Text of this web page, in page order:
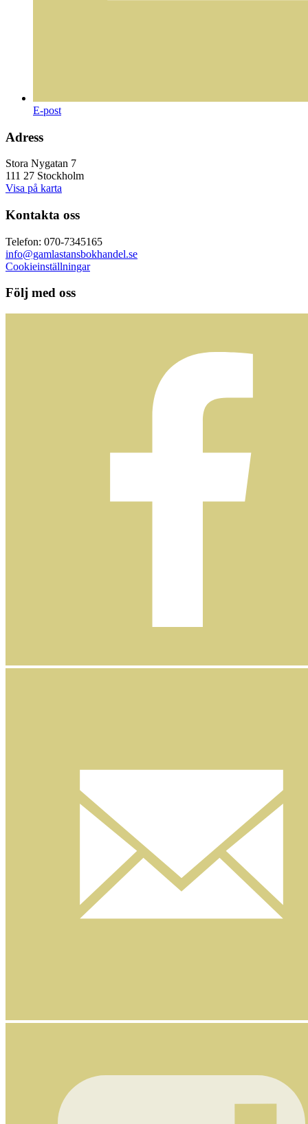
E-post
Adress
Stora Nygatan 7
111 27 Stockholm
Visa på karta
Kontakta oss
Telefon: 070-7345165
info@gamlastansbokhandel.se
Cookieinställningar
Följ med oss